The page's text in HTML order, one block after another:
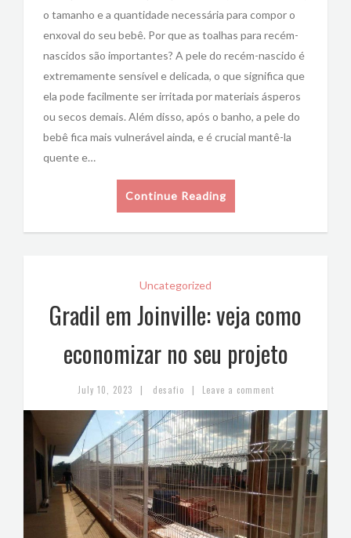
o tamanho e a quantidade necessária para compor o
enxoval do seu bebê. Por que as toalhas para recém-
nascidos são importantes? A pele do recém-nascido é
extremamente sensível e delicada, o que significa que
ela pode facilmente ser irritada por materiais ásperos
ou secos demais. Além disso, após o banho, a pele do
bebê fica mais vulnerável ainda, e é crucial mantê-la
quente e…
Continue Reading
Uncategorized
Gradil em Joinville: veja como
economizar no seu projeto
July 10, 2023 | desafio | Leave a comment